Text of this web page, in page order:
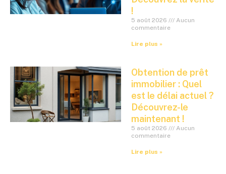
!
5 août 2026
Aucun
commentaire
Lire plus »
Obtention de prêt
immobilier : Quel
est le délai actuel ?
Découvrez-le
maintenant !
5 août 2026
Aucun
commentaire
Lire plus »